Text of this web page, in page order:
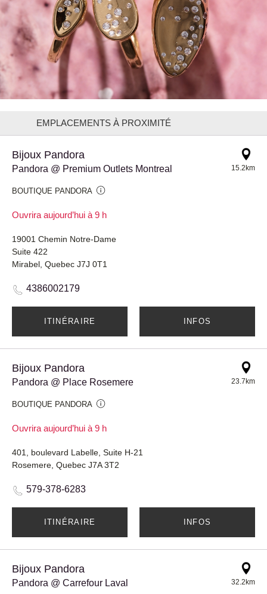
EMPLACEMENTS À PROXIMITÉ
Bijoux Pandora
Pandora @ Premium Outlets Montreal
BOUTIQUE PANDORA
Ouvrira aujourd’hui à 9 h
15.2km
19001 Chemin Notre-Dame
Suite 422
Mirabel, Quebec J7J 0T1
4386002179
ITINÉRAIRE INFOS
Bijoux Pandora
Pandora @ Place Rosemere
BOUTIQUE PANDORA
Ouvrira aujourd’hui à 9 h
23.7km
401, boulevard Labelle, Suite H-21
Rosemere, Quebec J7A 3T2
579-378-6283
ITINÉRAIRE INFOS
Bijoux Pandora
Pandora @ Carrefour Laval 32.2km